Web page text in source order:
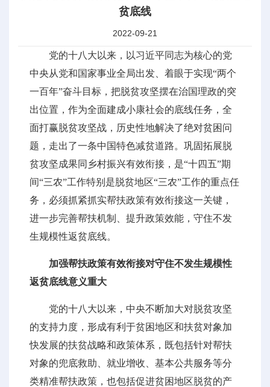
贫底线
2022-09-21
党的十八大以来，以习近平同志为核心的党
中央从党和国家事业全局出发、着眼于实现“两个
一百年”奋斗目标，把脱贫攻坚摆在治国理政的突
出位置，作为全面建成小康社会的底线任务，全
面打赢脱贫攻坚战，历史性地解决了绝对贫困问
题，走出了一条中国特色减贫道路。巩固拓展脱
贫攻坚成果同乡村振兴有效衔接，是“十四五”期
间“三农”工作特别是脱贫地区“三农”工作的重点任
务，必须抓紧抓实帮扶政策有效衔接这一关键，
进一步完善帮扶机制、提升政策效能，守住不发
生规模性返贫底线。
加强帮扶政策有效衔接对守住不发生规模性
返贫底线意义重大
党的十八大以来，中央不断加大对脱贫攻坚
的支持力度，形成有利于贫困地区和扶贫对象加
快发展的扶贫战略和政策体系，既包括针对帮扶
对象的兜底救助、就业增收、基本公共服务等分
类精准帮扶政策，也包括促进贫困地区脱贫的产